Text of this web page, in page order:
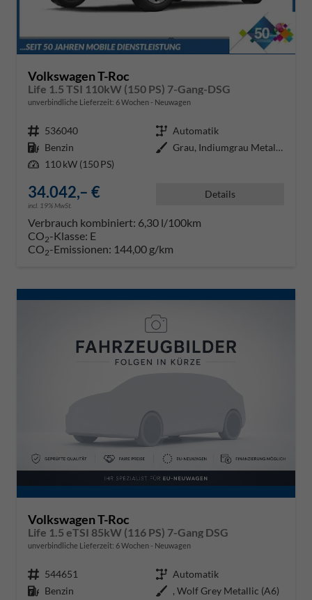
Volkswagen T-Roc
Life 1.5 TSI 110kW (150 PS) 7-Gang-DSG
unverbindliche Lieferzeit: 6 Wochen Neuwagen
Fahrzeugnr. 536040 Getriebe Automatik
Kraftstoff Benzin Außenfarbe
Grau, Indiumgrau Metallic (X3)
Leistung 110 kW (150 PS)
34.042,– €
incl. 19% MwSt.
Details
Verbrauch kombiniert: 6,30 l/100km
CO2-Klasse: E
CO2-Emissionen: 144,00 g/km
Volkswagen T-Roc
Life 1.5 eTSI 85kW (116 PS) 7-Gang DSG
unverbindliche Lieferzeit: 6 Wochen Neuwagen
Fahrzeugnr. 544651 Getriebe Automatik
Kraftstoff Benzin Außenfarbe , Wolf Grey Metallic (A6)